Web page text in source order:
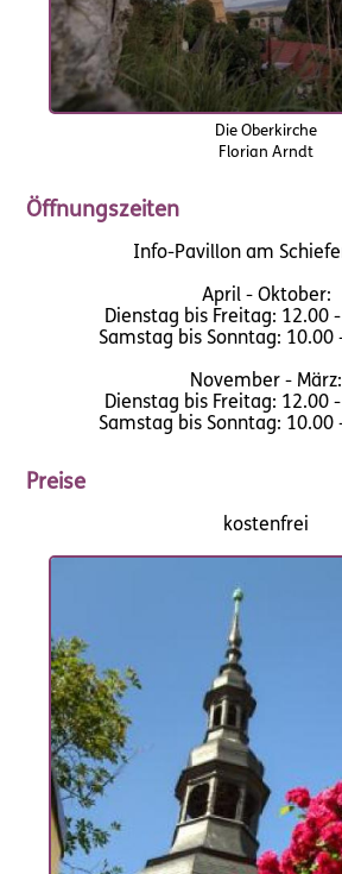
Die Oberkirche
Florian Arndt
Öffnungszeiten
Info-Pavillon am
April - Oktober:
Dienstag bis Freitag: 12.00
Samstag bis Sonntag: 10.00
November - März:
Dienstag bis Freitag: 12.00
Samstag bis Sonntag: 10.00
Preise
kostenfrei